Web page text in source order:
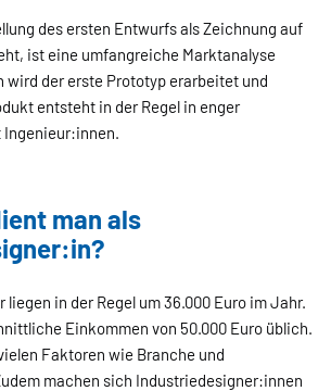
des ersten Entwurfs als Zeichnung auf
ist eine umfangreiche Marktanalyse
wird der erste Prototyp erarbeitet und
entsteht in der Regel in enger
man als
in der Regel um 36.000 Euro im Jahr.
Einkommen von 50.000 Euro üblich.
Faktoren wie Branche und
machen sich Industriedesigner:innen